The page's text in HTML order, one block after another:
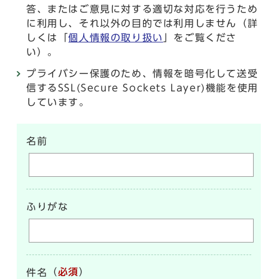
答、またはご意見に対する適切な対応を行うため
に利用し、それ以外の目的では利用しません（詳
しくは「個人情報の取り扱い
」をご覧くださ
い）。
プライバシー保護のため、情報を暗号化して送受
信するSSL(Secure Sockets Layer)機能を使用
しています。
名前
ふりがな
件名 （必須）